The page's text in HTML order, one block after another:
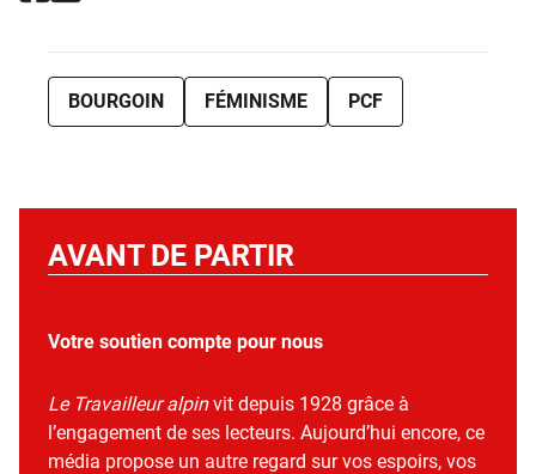
BOURGOIN FÉMINISME PCF
AVANT DE PARTIR
Votre soutien compte pour nous
Le Travailleur alpinvit depuis 1928 grâce à
l’engagement de ses lecteurs. Aujourd’hui encore, ce
média propose un autre regard sur vos espoirs, vos